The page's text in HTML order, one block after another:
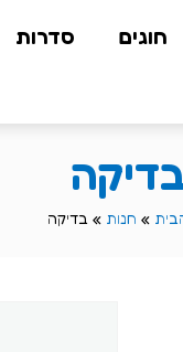
חוגים סדרות
» חנות » בדיקה